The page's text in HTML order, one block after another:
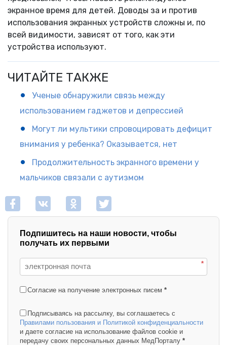
экранное время для детей. Доводы за и против
использования экранных устройств сложны и, по
всей видимости, зависят от того, как эти
устройства используют.
ЧИТАЙТЕ ТАКЖЕ
Ученые обнаружили связь между
использованием гаджетов и депрессией
Могут ли мультики спровоцировать дефицит
внимания у ребенка? Оказывается, нет
Продолжительность экранного времени у
мальчиков связали с аутизмом
Подпишитесь на наши новости, чтобы
получать их первыми
*
Согласие на получение электронных писем *
Подписываясь на рассылку, вы соглашаетесь с
Правилами пользования и Политикой конфиденциальности
и даете согласие на использование файлов cookie и
передачу своих персональных данных МедПорталу *